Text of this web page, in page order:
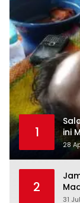
1
ini
28
2
31